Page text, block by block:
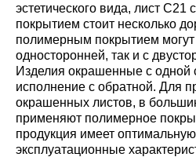
эстетического вида, лист
покрытием стоит несколько
полимерным покрытием могут
односторонней, так и с
Изделия окрашенные с одной
исполнение с обратной. Для
окрашенных листов, в
применяют полимерное
продукция имеет
эксплуатационные